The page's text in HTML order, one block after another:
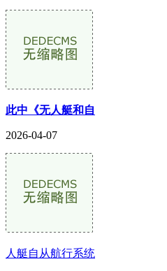
此中《无人艇和自
2026-04-07
人艇自从航行系统